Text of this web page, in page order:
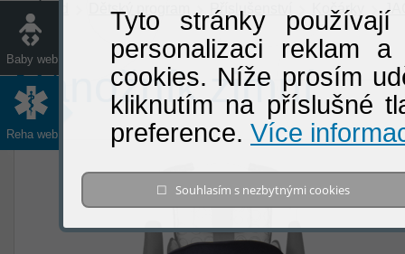
Tyto stránky
personalizaci reklam
cookies. Níže prosím
kliknutím na příslušné
preference. Více
☐ Souhlasím s nezbytnými cookies
Baby web
Reha web
Dětský program Příslušenství Kočárky
Nánožník zimní